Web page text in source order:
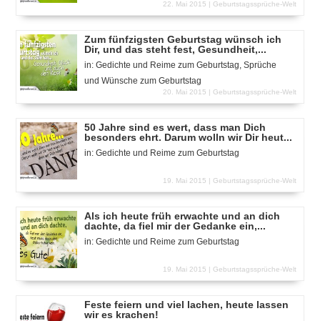
22. Mai 2015 | Geburtstagssprüche-Welt
Zum fünfzigsten Geburtstag wünsch ich
Dir, und das steht fest, Gesundheit,...
in: Gedichte und Reime zum Geburtstag, Sprüche
und Wünsche zum Geburtstag
20. Mai 2015 | Geburtstagssprüche-Welt
50 Jahre sind es wert, dass man Dich
besonders ehrt. Darum wolln wir Dir heut...
in: Gedichte und Reime zum Geburtstag
19. Mai 2015 | Geburtstagssprüche-Welt
Als ich heute früh erwachte und an dich
dachte, da fiel mir der Gedanke ein,...
in: Gedichte und Reime zum Geburtstag
19. Mai 2015 | Geburtstagssprüche-Welt
Feste feiern und viel lachen, heute lassen
wir es krachen!